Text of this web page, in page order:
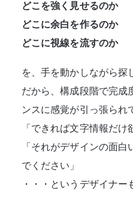
どこを強く見せるのか
どこに余白を作るのか
どこに視線を流すのか
を、手を動かしながら探
だから、構成段階で完成
ンスに感覚が引っ張られ
「できれば文字情報だけ
「それがデザインの面
でください」
・・・というデザイナー